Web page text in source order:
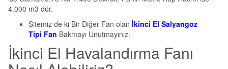
4.000 m3 dür.
Sitemiz de ki Bir Diğer Fan olan İkinci El Salyangoz
Tipi Fan Bakmayı Unutmayınız.
İkinci El Havalandırma Fanı